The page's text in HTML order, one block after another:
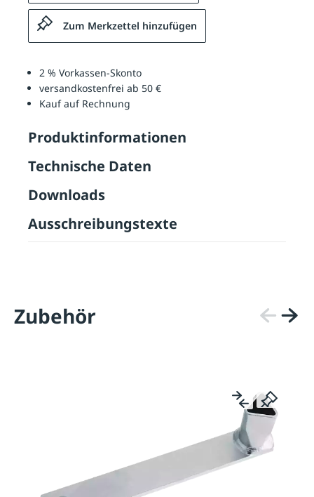
Zum Merkzettel hinzufügen
2 % Vorkassen-Skonto
versandkostenfrei ab 50 €
Kauf auf Rechnung
Produktinformationen
Technische Daten
Downloads
Ausschreibungstexte
Zubehör